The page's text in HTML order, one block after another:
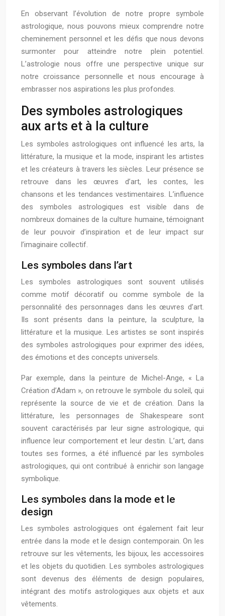
En observant l’évolution de notre propre symbole
astrologique, nous pouvons mieux comprendre notre
cheminement personnel et les défis que nous devons
surmonter pour atteindre notre plein potentiel.
L’astrologie nous offre une perspective unique sur
notre croissance personnelle et nous encourage à
embrasser nos aspirations les plus profondes.
Des symboles astrologiques
aux arts et à la culture
Les symboles astrologiques ont influencé les arts, la
littérature, la musique et la mode, inspirant les artistes
et les créateurs à travers les siècles. Leur présence se
retrouve dans les œuvres d’art, les contes, les
chansons et les tendances vestimentaires. L’influence
des symboles astrologiques est visible dans de
nombreux domaines de la culture humaine, témoignant
de leur pouvoir d’inspiration et de leur impact sur
l’imaginaire collectif.
Les symboles dans l’art
Les symboles astrologiques sont souvent utilisés
comme motif décoratif ou comme symbole de la
personnalité des personnages dans les œuvres d’art.
Ils sont présents dans la peinture, la sculpture, la
littérature et la musique. Les artistes se sont inspirés
des symboles astrologiques pour exprimer des idées,
des émotions et des concepts universels.
Par exemple, dans la peinture de Michel-Ange, « La
Création d’Adam », on retrouve le symbole du soleil, qui
représente la source de vie et de création. Dans la
littérature, les personnages de Shakespeare sont
souvent caractérisés par leur signe astrologique, qui
influence leur comportement et leur destin. L’art, dans
toutes ses formes, a été influencé par les symboles
astrologiques, qui ont contribué à enrichir son langage
symbolique.
Les symboles dans la mode et le
design
Les symboles astrologiques ont également fait leur
entrée dans la mode et le design contemporain. On les
retrouve sur les vêtements, les bijoux, les accessoires
et les objets du quotidien. Les symboles astrologiques
sont devenus des éléments de design populaires,
intégrant des motifs astrologiques aux objets et aux
vêtements.